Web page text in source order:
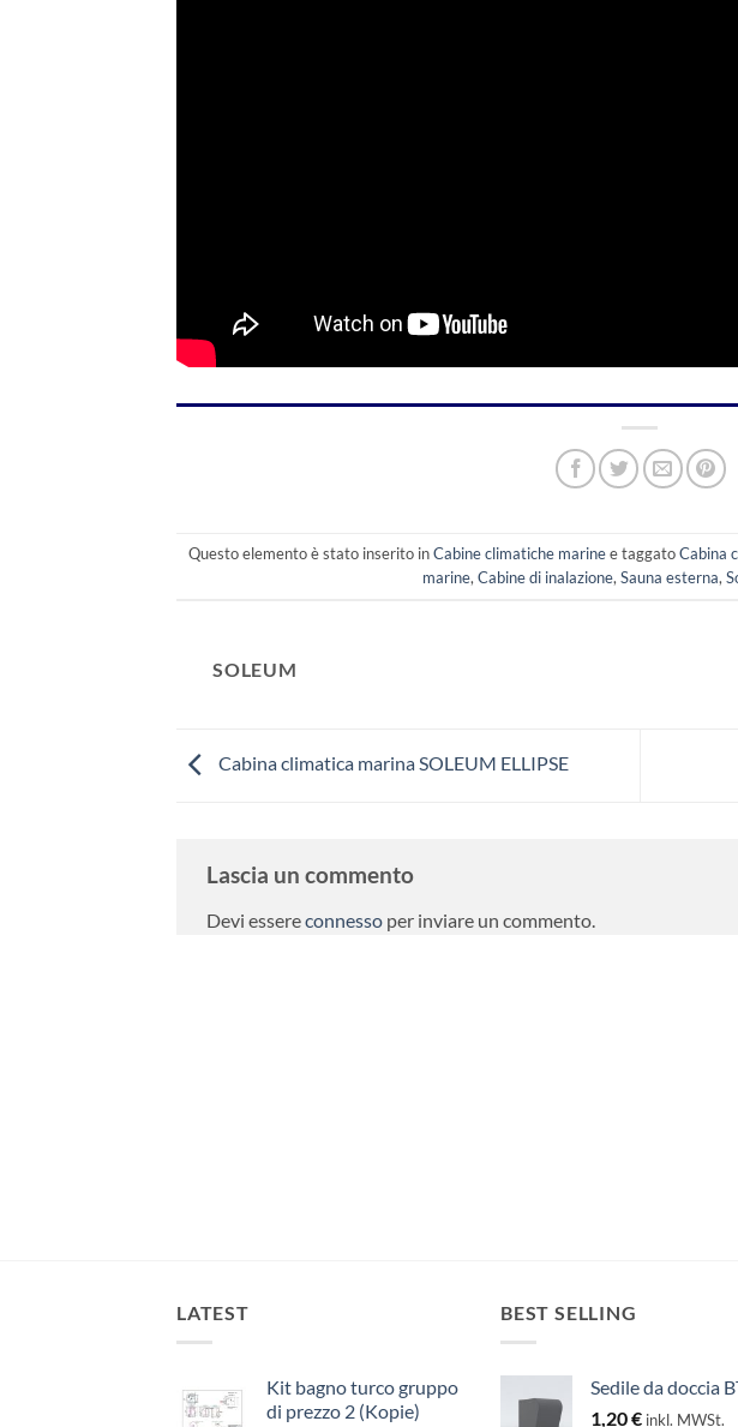
Questo elemento è stato inserito inCabine climatiche marinee taggatoCabina
marine,Cabine di inalazione,Sauna esterna,
SOLEUM
Cabina climatica marina SOLEUM ELLIPSE
Lascia un commento
Devi essereconnesso per inviare un commento.
LATEST
Kit bagno turco gruppo
di prezzo 2 (Kopie)
BEST SELLING
Sedile da doccia
1,20€ inkl. MWSt.